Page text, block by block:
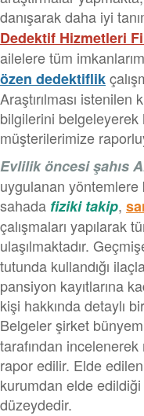
danışarak daha iyi
Dedektif Hizmetleri
ailelere tüm
özen dedektiflik
Araştırılması
bilgilerini
müşterilerimize
Evlilik öncesi şahıs
uygulanan yöntemlere
sahada fiziki takip,
çalışmaları yapılarak
ulaşılmaktadır.
tutunda kullandığı
pansiyon kayıtlarına
kişi hakkında detaylı
Belgeler şirket
tarafından incelenerek
rapor edilir. Elde
kurumdan elde
düzeydedir.